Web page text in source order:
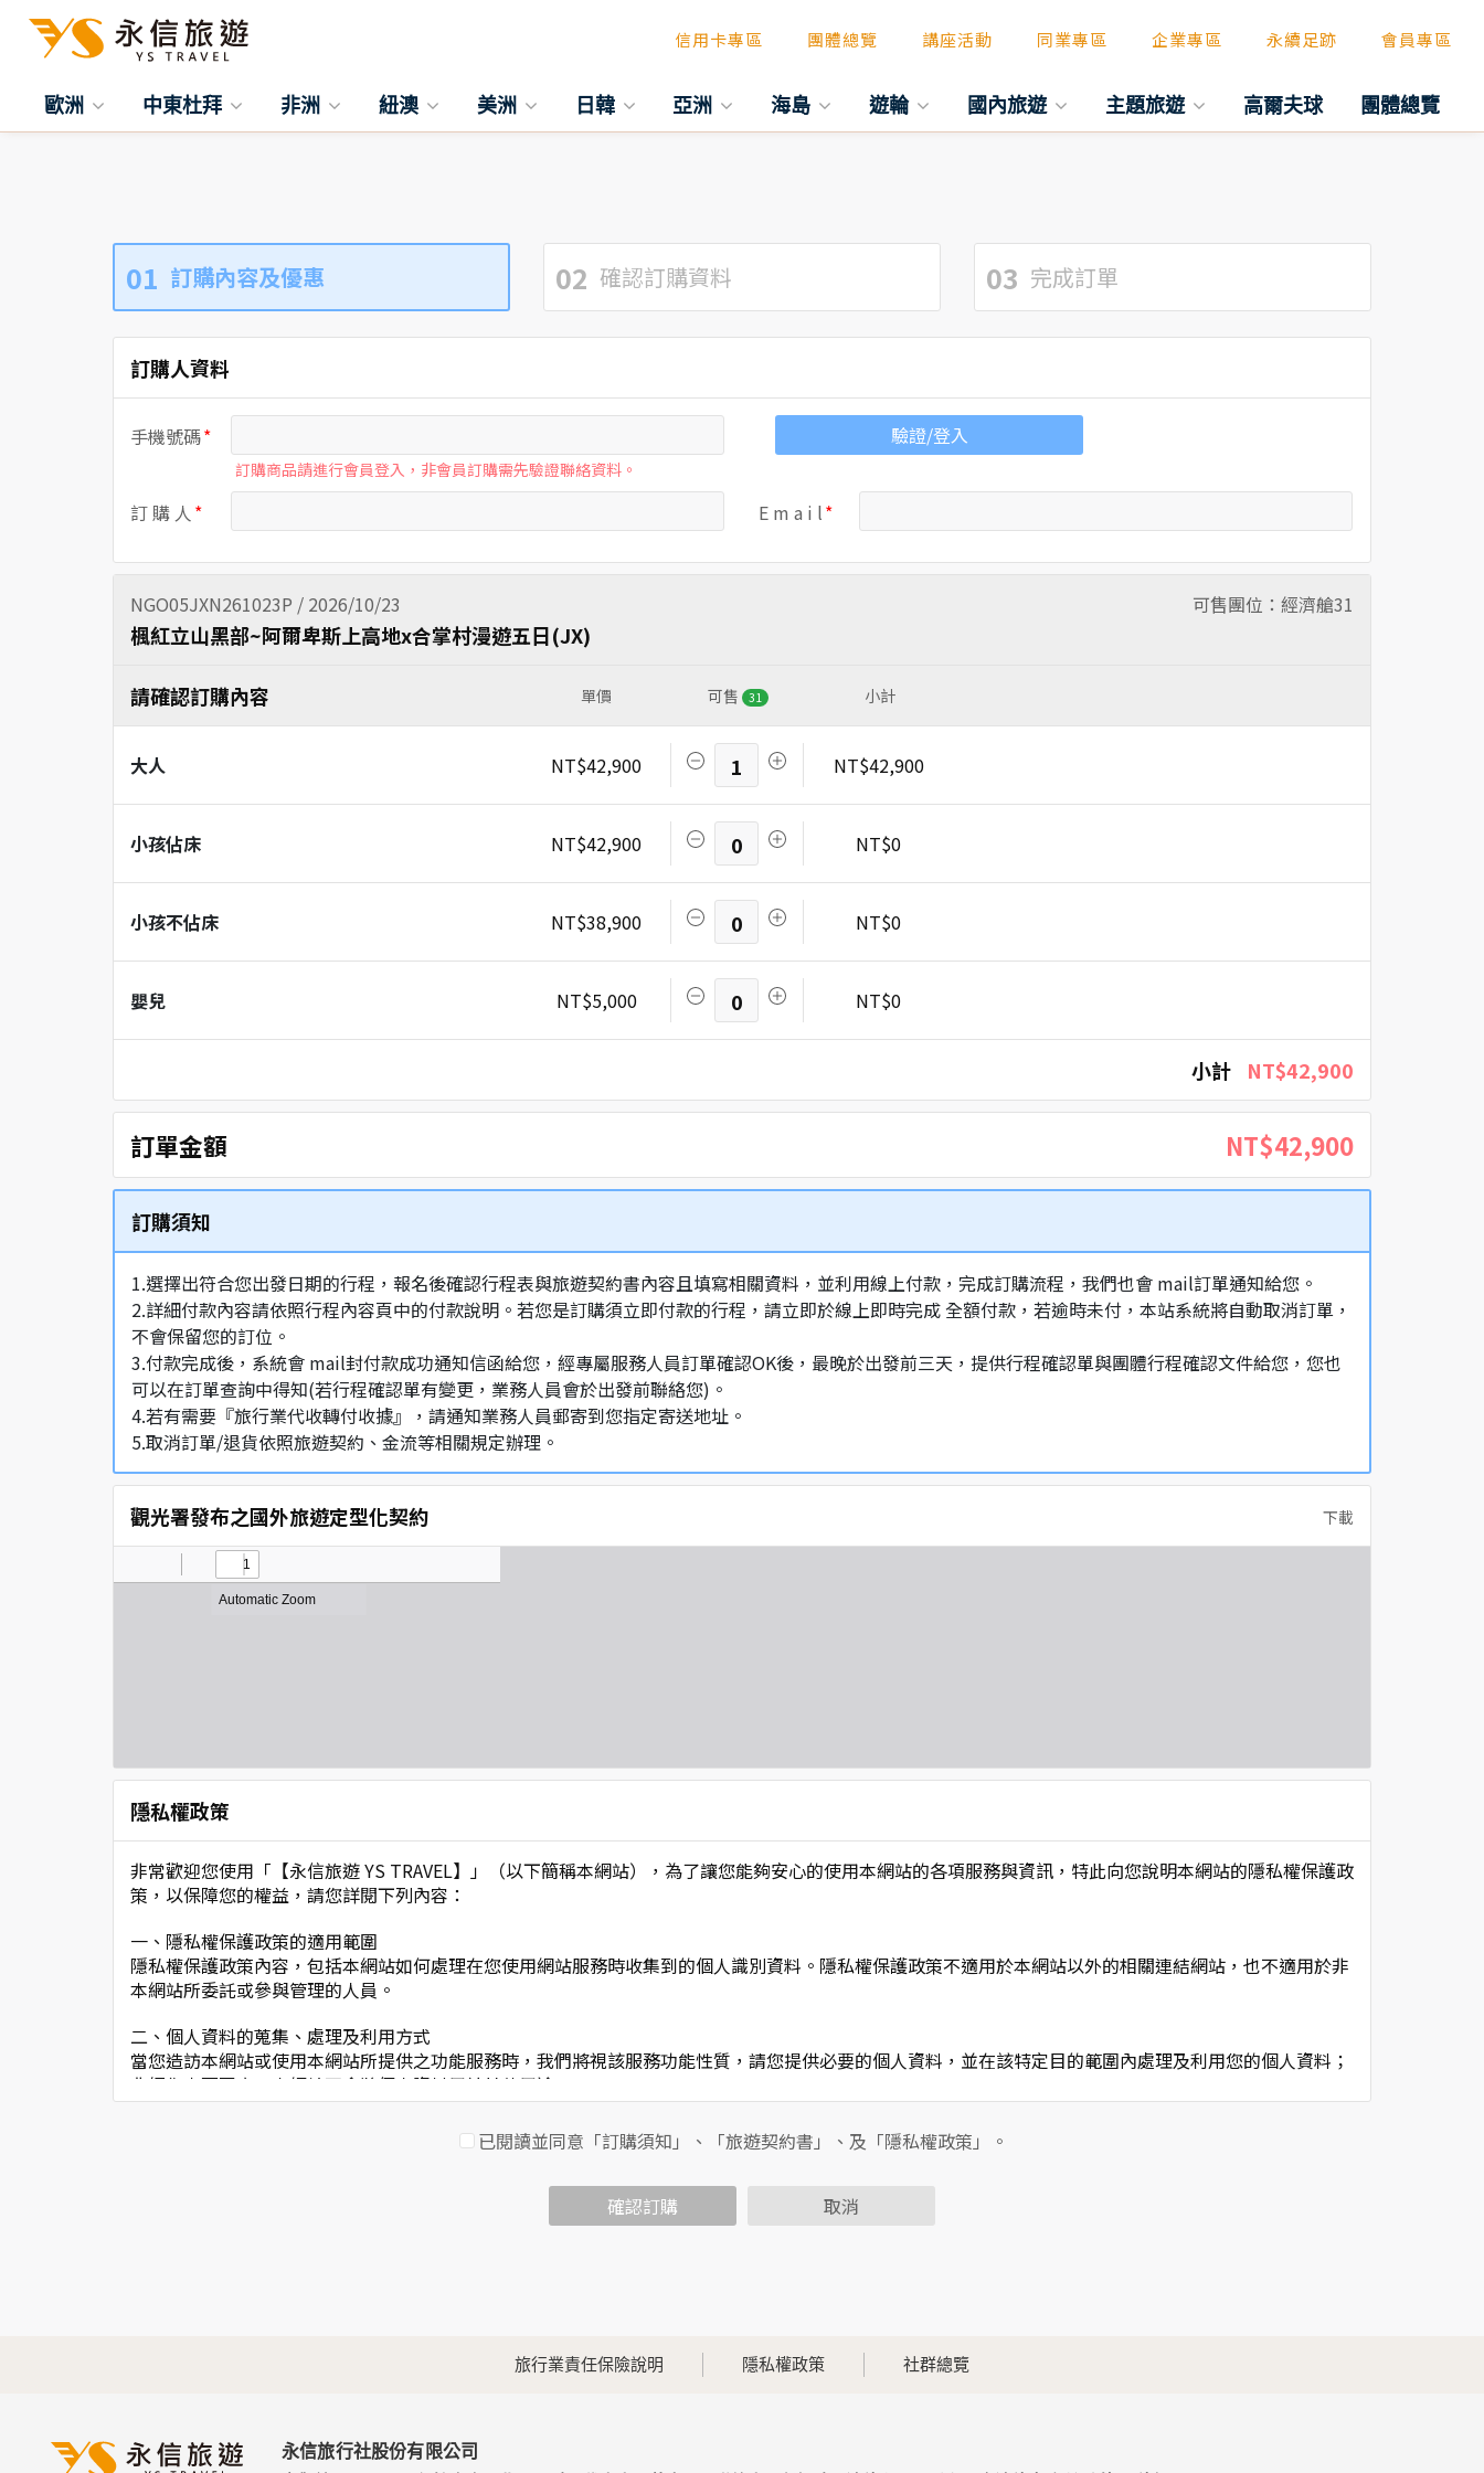
信用卡專區 團體總覽 講座活動 同業專區 企業專區 永續足跡 會員專區
歐洲 中東杜拜 非洲 紐澳 美洲 日韓 亞洲 海島 遊輪 國內旅遊 主題旅遊 高爾夫球 團體總覽
01 訂購內容及優惠 02 確認訂購資料 03 完成訂單
訂購人資料
手機號碼
訂購商品請進行會員登入，非會員訂購需先驗證聯絡資料。
驗證/登入
訂 購 人 E m a i l
NGO05JXN261023P / 2026/10/23 可售團位：經濟艙31
楓紅立山黑部~阿爾卑斯上高地x合掌村漫遊五日(JX)
請確認訂購內容 單價 可售 31 小計
大人 NT$42,900 1 NT$42,900
小孩佔床 NT$42,900 0 NT$0
小孩不佔床 NT$38,900 0 NT$0
嬰兒 NT$5,000 0 NT$0
小計 NT$42,900
訂單金額 NT$42,900
訂購須知
1.選擇出符合您出發日期的行程，報名後確認行程表與旅遊契約書內容且填寫相關資料，並利用線上付款，完成訂購流程，我們也會 mail訂單通知給您。
2.詳細付款內容請依照行程內容頁中的付款說明。若您是訂購須立即付款的行程，請立即於線上即時完成 全額付款，若逾時未付，本站系統將自動取消訂單，
不會保留您的訂位。
3.付款完成後，系統會 mail封付款成功通知信函給您，經專屬服務人員訂單確認OK後，最晚於出發前三天，提供行程確認單與團體行程確認文件給您，您也
可以在訂單查詢中得知(若行程確認單有變更，業務人員會於出發前聯絡您)。
4.若有需要『旅行業代收轉付收據』，請通知業務人員郵寄到您指定寄送地址。
5.取消訂單/退貨依照旅遊契約、金流等相關規定辦理。
觀光署發布之國外旅遊定型化契約 下載
隱私權政策
非常歡迎您使用「【永信旅遊 YS TRAVEL】」（以下簡稱本網站），為了讓您能夠安心的使用本網站的各項服務與資訊，特此向您說明本網站的隱私權保護政
策，以保障您的權益，請您詳閱下列內容：
一、隱私權保護政策的適用範圍
隱私權保護政策內容，包括本網站如何處理在您使用網站服務時收集到的個人識別資料。隱私權保護政策不適用於本網站以外的相關連結網站，也不適用於非
本網站所委託或參與管理的人員。
二、個人資料的蒐集、處理及利用方式
當您造訪本網站或使用本網站所提供之功能服務時，我們將視該服務功能性質，請您提供必要的個人資料，並在該特定目的範圍內處理及利用您的個人資料；
非經您書面同意，本網站不會將個人資料用於其他用途。
本網站在您使用服務信箱、問卷調查等互動性功能時，會保留您所提供的姓名、電子郵件地址、聯絡方式及使用時間等。
於一般瀏覽時，伺服器會自行記錄相關行徑，包括您使用連線設備的IP位址、使用時間、使用的瀏覽器、瀏覽及點選資料記錄等，做為我們增進網站服務的參
考依據，此記錄為內部應用，決不對外公佈。
為提供精確的服務，我們會將收集的問卷調查內容進行統計與分析，分析結果之統計數據或說明文字呈現，除供內部研究外，我們會視需要公佈統計數據及說
五、與第三人共用個人資料之政策
已閱讀並同意「訂購須知」、「旅遊契約書」、及「隱私權政策」。
確認訂購 取消
旅行業責任保險說明 隱私權政策 社群總覽
永信旅行社股份有限公司